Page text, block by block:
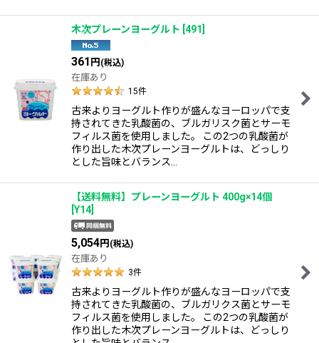
木次プレーンヨーグルト 491
361 円 (税込)
在庫あり
15件
古来よりヨーグルト作りが盛んなヨーロッパで支
持されてきた乳酸菌の、ブルガリスク菌とサーモ
フィルス菌を使用しました。 この2つの乳酸菌が
作り出した木次プレーンヨーグルトは、どっしり
とした旨味とバランス…
【送料無料】プレーンヨーグルト 400g×14個
Y14]
5,054円 (税込)
在庫あり
3件
古来よりヨーグルト作りが盛んなヨーロッパで支
持されてきた乳酸菌の、ブルガリクス菌とサーモ
フィルス菌を使用しました。 この2つの乳酸菌が
作り出した木次プレーンヨーグルトは、どっしり